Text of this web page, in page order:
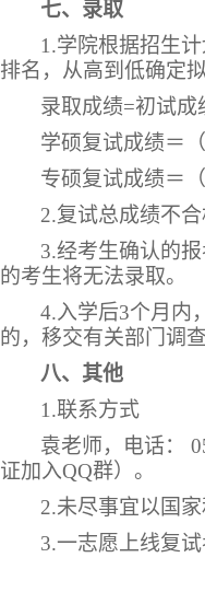
七、录取
1.学院根据招生
排名，从高到低确定
录取成绩=初试成
学硕复试成绩＝
专硕复试成绩＝
2.复试总成绩不
3.经考生确认的
的考生将无法录取。
4.入学后3个月内
的，移交有关部门调
八、其他
1.联系方式
袁老师，电话：
证加入QQ群）。
2.未尽事宜以国
3.一志愿上线复